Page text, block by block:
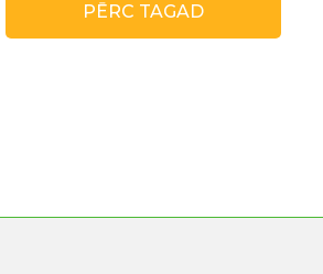
PĒRC TAGAD